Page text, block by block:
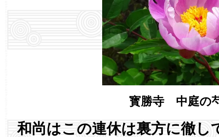
寳勝寺 中庭の
和尚はこの連休は裏方に徹し